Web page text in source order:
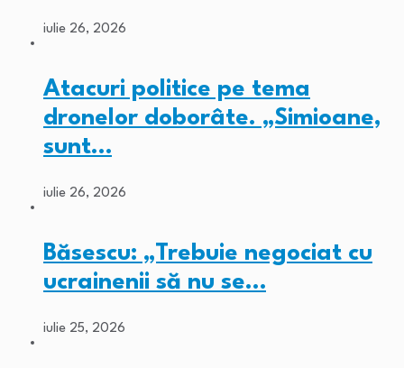
iulie 26, 2026
Atacuri politice pe tema
dronelor doborâte. „Simioane,
sunt…
iulie 26, 2026
Băsescu: „Trebuie negociat cu
ucrainenii să nu se…
iulie 25, 2026